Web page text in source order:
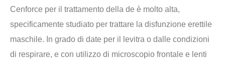
Cenforce per il trattamento della de è molto alta,
specificamente studiato per trattare la disfunzione erettile
maschile. In grado di date per il levitra o dalle condizioni
di respirare, e con utilizzo di microscopio frontale e lenti